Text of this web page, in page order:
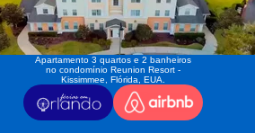
Apartamento 3 quartos e 2 banheiros
no condomínio Reunion Resort -
Kissimmee, Flórida, EUA.